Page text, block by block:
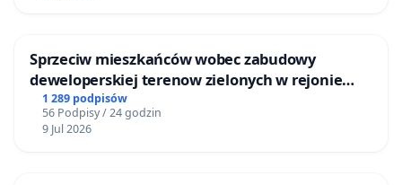
Sprzeciw mieszkańców wobec zabudowy
deweloperskiej terenow zielonych w rejonie
Bulwarów Straceńskich w Bielsku-Białej
1 289 podpisów
56 Podpisy / 24 godzin
9 Jul 2026